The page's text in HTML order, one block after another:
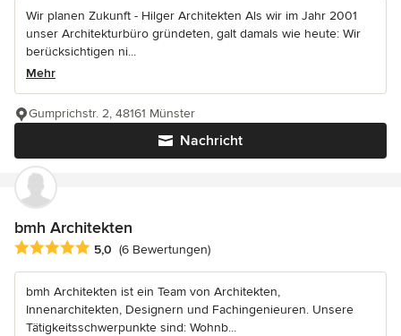
Wir planen Zukunft - Hilger Architekten Als wir im Jahr 2001
unser Architekturbüro gründeten, galt damals wie heute: Wir
berücksichtigen ni...
Mehr
Nachricht
Gumprichstr. 2, 48161 Münster
bmh Architekten
Durchschnittliche Bewertung: 5 von 5 Sternen
5,0 (6 Bewertungen)
bmh Architekten ist ein Team von Architekten,
Innenarchitekten, Designern und Fachingenieuren. Unsere
Tätigkeitsschwerpunkte sind: Wohnb...